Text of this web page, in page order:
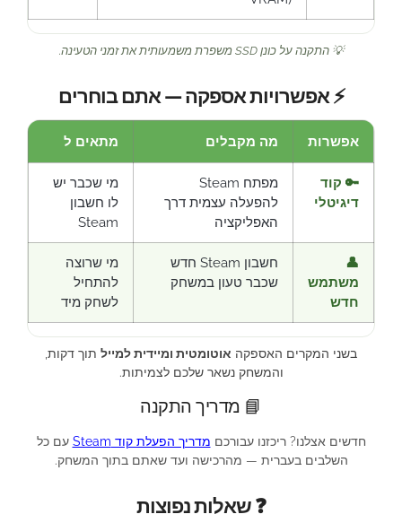
💡 התקנה על כונן SSD משפרת משמעותית את זמני הטעינה.
⚡ אפשרויות אספקה — אתם בוחרים
אפשרות מה מקבלים מתאים ל
🔑 קוד
דיגיטלי
מפתח Steam
להפעלה עצמית דרך
האפליקציה
מי שכבר יש
לו חשבון
Steam
👤
משתמש
חדש
חשבון Steam חדש
שכבר טעון במשחק
מי שרוצה
להתחיל
לשחק מיד
בשני המקרים האספקה אוטומטית ומיידית למייל תוך דקות,
והמשחק נשאר שלכם לצמיתות.
📘 מדריך התקנה
חדשים אצלנו? ריכזנו עבורכם מדריך הפעלת קוד Steam
עם כל
השלבים בעברית — מהרכישה ועד שאתם בתוך המשחק.
❓ שאלות נפוצות